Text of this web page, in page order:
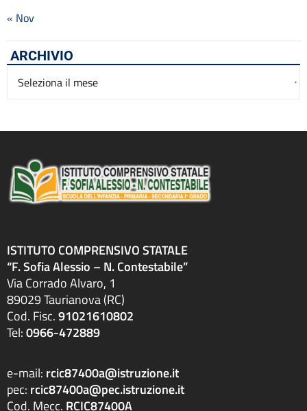
« Nov
ARCHIVIO
Archivio
ISTITUTO COMPRENSIVO STATALE
“F. Sofia Alessio – N. Contestabile”
Via Corrado Alvaro, 1
89029 Taurianova (RC)
Cod. Fisc.91021610802
Tel:0966-472889
e-mail: rcic87400a@istruzione.it
pec: rcic87400a@pec.istruzione.it
Cod. Mecc. RCIC87400A